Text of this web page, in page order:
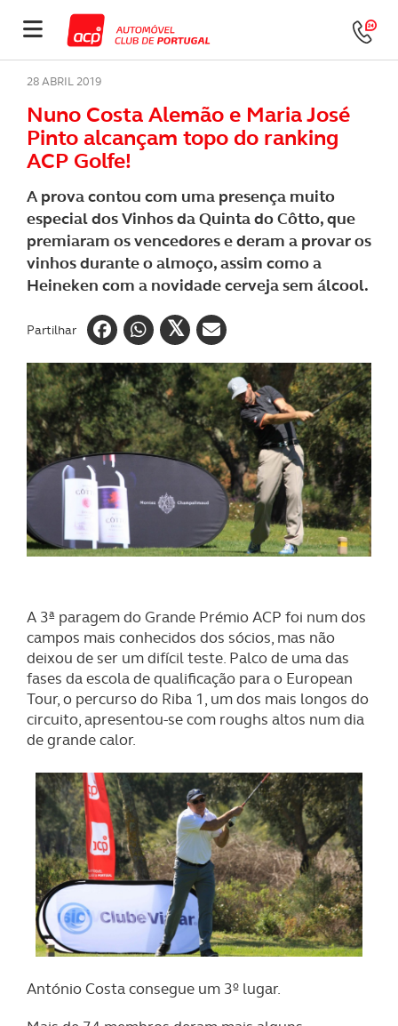
28 ABRIL 2019
Nuno Costa Alemão e Maria José
Pinto alcançam topo do ranking
ACP Golfe!
A prova contou com uma presença muito
especial dos Vinhos da Quinta do Côtto, que
premiaram os vencedores e deram a provar os
vinhos durante o almoço, assim como a
Heineken com a novidade cerveja sem álcool.
Partilhar
A 3ª paragem do Grande Prémio ACP foi num dos
campos mais conhecidos dos sócios, mas não
deixou de ser um difícil teste. Palco de uma das
fases da escola de qualificação para o European
Tour, o percurso do Riba 1, um dos mais longos do
circuito, apresentou-se com roughs altos num dia
de grande calor.
António Costa consegue um 3º lugar.